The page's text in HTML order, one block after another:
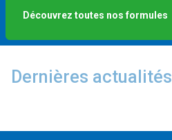
Découvrez toutes nos formules
Dernières actualités